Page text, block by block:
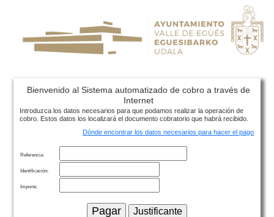
Bienvenido al Sistema automatizado de cobro a través de
Internet
Introduzca los datos necesarios para que podamos realizar la operación de
cobro. Estos datos los localizará el documento cobratorio que habrá recibido.
Dónde encontrar los datos necesarios para hacer el pago
Referencia:
Identificación:
Importe: